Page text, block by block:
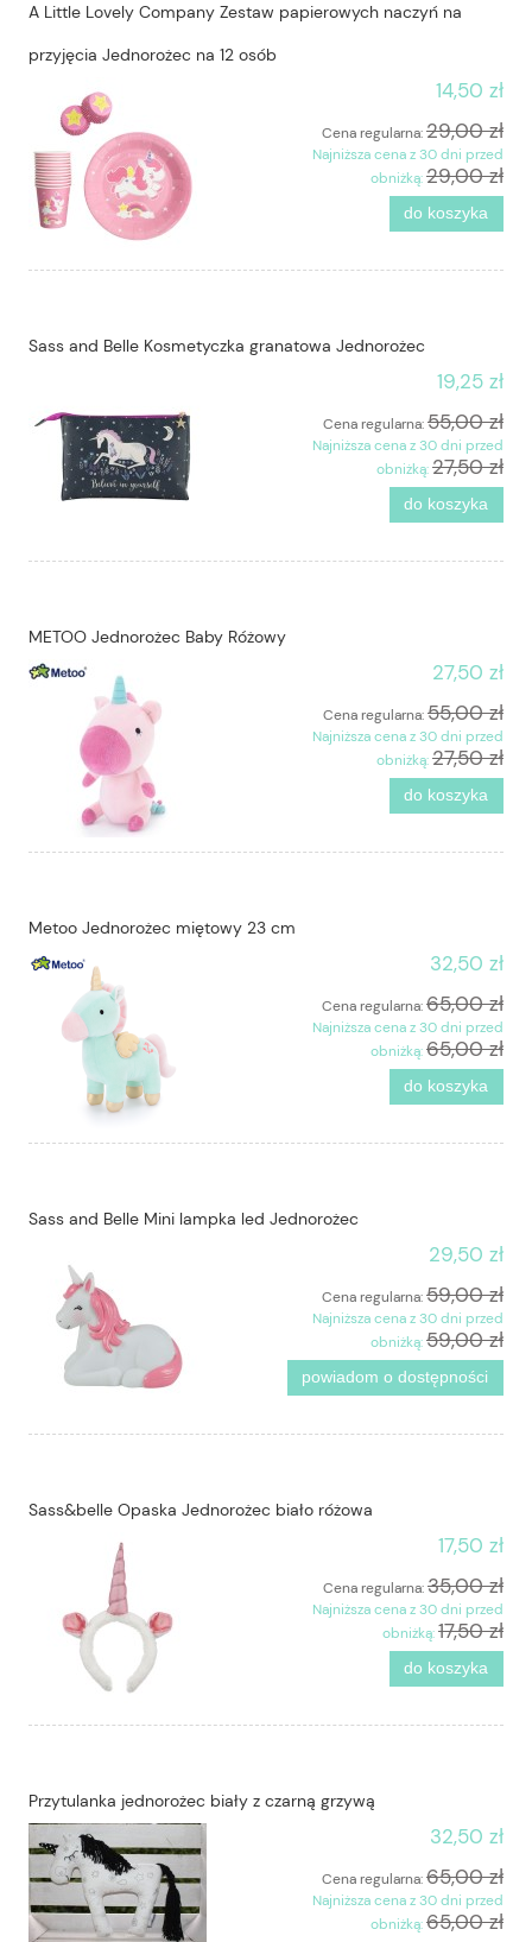
A Little Lovely Company Zestaw papierowych naczyń na
przyjęcia Jednorożec na 12 osób
14,50 zł
Cena regularna:29,00 zł
Najniższa cena z 30 dni przed
obniżką:29,00 zł
do koszyka
Sass and Belle Kosmetyczka granatowa Jednorożec
19,25 zł
Cena regularna:55,00 zł
Najniższa cena z 30 dni przed
obniżką:27,50 zł
do koszyka
METOO Jednorożec Baby Różowy
27,50 zł
Cena regularna:55,00 zł
Najniższa cena z 30 dni przed
obniżką:27,50 zł
do koszyka
Metoo Jednorożec miętowy 23 cm
32,50 zł
Cena regularna:65,00 zł
Najniższa cena z 30 dni przed
obniżką:65,00 zł
do koszyka
Sass and Belle Mini lampka led Jednorożec
29,50 zł
Cena regularna:59,00 zł
Najniższa cena z 30 dni przed
obniżką:59,00 zł
powiadom o dostępności
Sass&belle Opaska Jednorożec biało różowa
17,50 zł
Cena regularna:35,00 zł
Najniższa cena z 30 dni przed
obniżką:17,50 zł
do koszyka
Przytulanka jednorożec biały z czarną grzywą
32,50 zł
Cena regularna:65,00 zł
Najniższa cena z 30 dni przed
obniżką:65,00 zł